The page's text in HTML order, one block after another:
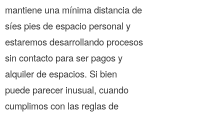
mantiene una mínima distancia de
síes pies de espacio personal y
estaremos desarrollando procesos
sin contacto para ser pagos y
alquiler de espacios. Si bien
puede parecer inusual, cuando
cumplimos con las reglas de